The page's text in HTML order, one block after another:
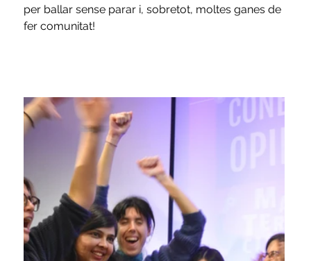
per ballar sense parar i, sobretot, moltes ganes de
fer comunitat!